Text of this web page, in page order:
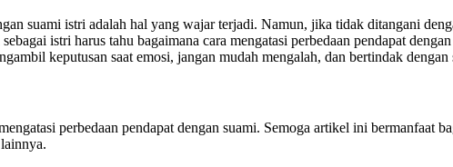
suami istri adalah hal yang wajar terjadi. Namun, jika tidak ditangani
istri harus tahu bagaimana cara mengatasi perbedaan pendapat
keputusan saat emosi, jangan mudah mengalah, dan bertindak dengan
perbedaan pendapat dengan suami. Semoga artikel ini bermanfaat